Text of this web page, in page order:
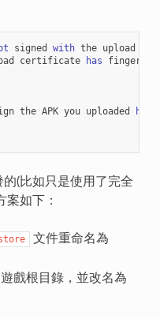
signed with the upload
certificate has
the APK you uploaded has
(比如只是使用了完全
案如下：
文件重命名為
戲根目錄，並改名為